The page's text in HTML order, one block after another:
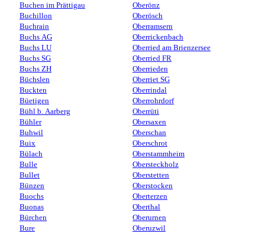
Buchen im Prättigau
Buchillon
Buchrain
Buchs AG
Buchs LU
Buchs SG
Buchs ZH
Büchslen
Buckten
Büetigen
Bühl b. Aarberg
Bühler
Buhwil
Buix
Bülach
Bulle
Bullet
Bünzen
Buochs
Buonas
Bürchen
Bure
Oberönz
Oberösch
Oberramsern
Oberrickenbach
Oberried am Brienzersee
Oberried FR
Oberrieden
Oberriet SG
Oberrindal
Oberrohrdorf
Oberrüti
Obersaxen
Oberschan
Oberschrot
Oberstammheim
Obersteckholz
Oberstetten
Oberstocken
Oberterzen
Oberthal
Oberurnen
Oberuzwil